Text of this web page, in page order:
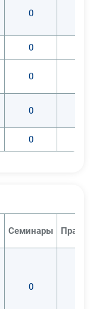
–
оно дает
широкий
в сфере
0
0
0
0
0
Семинары
0